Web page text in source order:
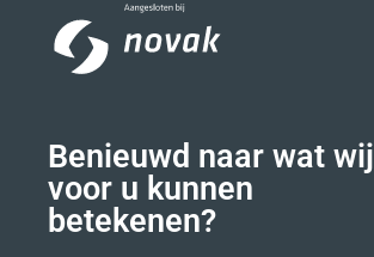
Benieuwd naar wat wij
voor u kunnen
betekenen?